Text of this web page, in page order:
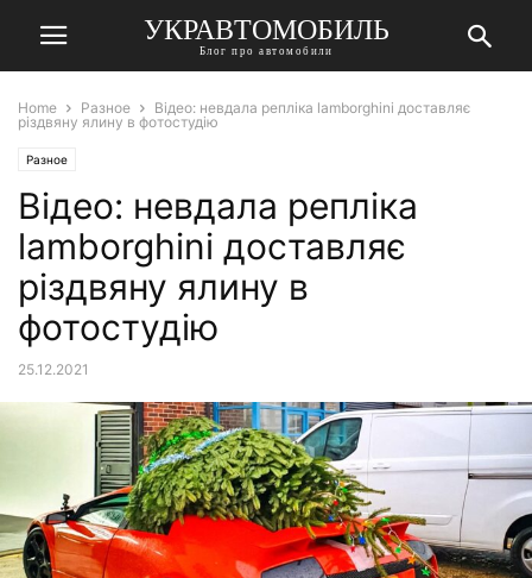
УКРАВТОМОБИЛЬ
Блог про автомобили
Home Разное
Відео: невдала репліка lamborghini доставляє
різдвяну ялину в фотостудію
Разное
Відео: невдала репліка
lamborghini доставляє
різдвяну ялину в
фотостудію
25.12.2021